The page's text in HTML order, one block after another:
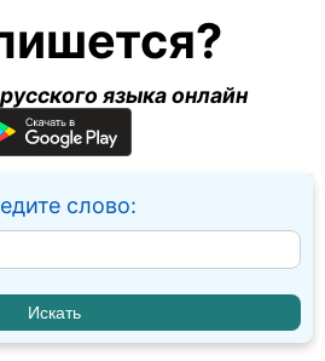
языка онлайн
слово: